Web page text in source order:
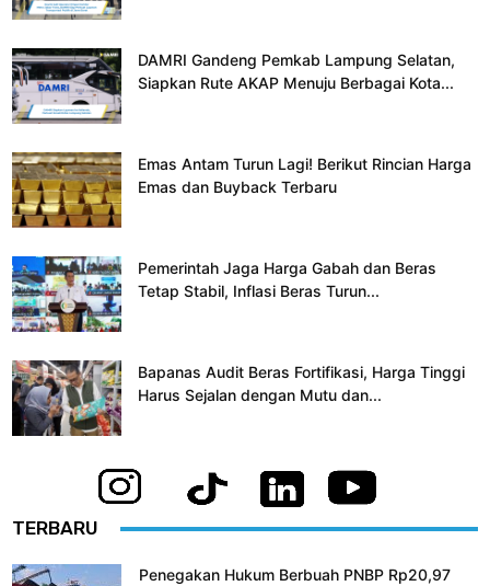
DAMRI Gandeng Pemkab Lampung Selatan,
Siapkan Rute AKAP Menuju Berbagai Kota...
Emas Antam Turun Lagi! Berikut Rincian Harga
Emas dan Buyback Terbaru
Pemerintah Jaga Harga Gabah dan Beras
Tetap Stabil, Inflasi Beras Turun...
Bapanas Audit Beras Fortifikasi, Harga Tinggi
Harus Sejalan dengan Mutu dan...
TERBARU
Penegakan Hukum Berbuah PNBP Rp20,97